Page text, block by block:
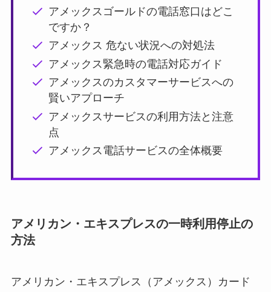
アメックスゴールドの電話窓口はどこ
ですか？
アメックス 危ない状況への対処法
アメックス緊急時の電話対応ガイド
アメックスのカスタマーサービスへの
賢いアプローチ
アメックスサービスの利用方法と注意
点
アメックス電話サービスの全体概要
アメリカン・エキスプレスの一時利用停止の
方法
アメリカン・エキスプレス（アメックス）カード